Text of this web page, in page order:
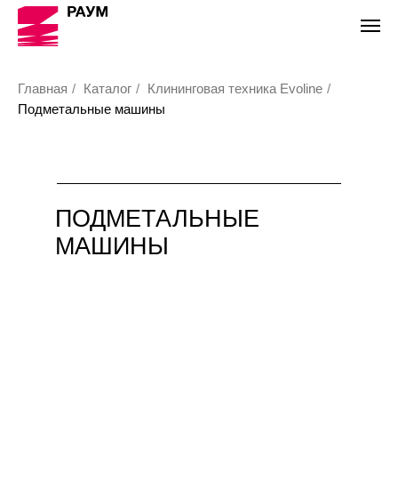
Главная / Каталог / Клининговая техника Evoline /
Подметальные машины
ПОДМЕТАЛЬНЫЕ
МАШИНЫ